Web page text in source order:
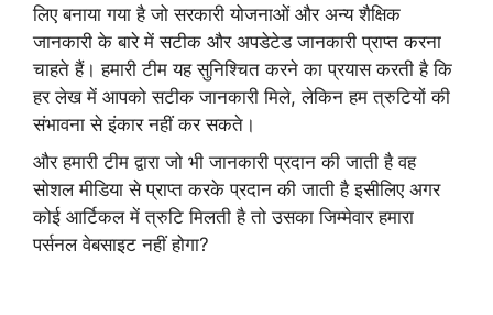
लिए बनाया गया है जो सरकारी योजनाओं और अन्य शैक्षिक
जानकारी के बारे में सटीक और अपडेटेड जानकारी प्राप्त करना
चाहते हैं। हमारी टीम यह सुनिश्चित करने का प्रयास करती है कि
हर लेख में आपको सटीक जानकारी मिले, लेकिन हम त्रुटियों की
संभावना से इंकार नहीं कर सकते।
और हमारी टीम द्वारा जो भी जानकारी प्रदान की जाती है वह
सोशल मीडिया से प्राप्त करके प्रदान की जाती है इसीलिए अगर
कोई आर्टिकल में त्रुटि मिलती है तो उसका जिम्मेवार हमारा
पर्सनल वेबसाइट नहीं होगा?